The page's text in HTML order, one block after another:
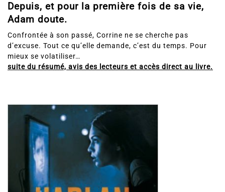
Depuis, et pour la première fois de sa vie,
Adam doute.
Confrontée à son passé, Corrine ne se cherche pas
d’excuse. Tout ce qu’elle demande, c’est du temps. Pour
mieux se volatiliser…
suite du résumé, avis des lecteurs et accès direct au livre.